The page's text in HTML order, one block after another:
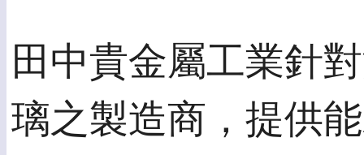
田中貴金屬工業針
璃之製造商，提供